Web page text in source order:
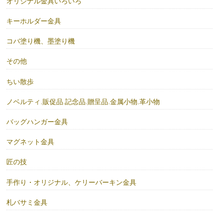
キーホルダー金具
コバ塗り機、墨塗り機
その他
ちい散歩
ノベルティ.販促品.記念品.贈呈品.金属小物.革小物
バッグハンガー金具
マグネット金具
匠の技
手作り・オリジナル、ケリーバーキン金具
札バサミ金具